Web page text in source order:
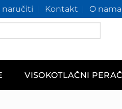
naručiti Kontakt O nama
VISOKOTLAČNI